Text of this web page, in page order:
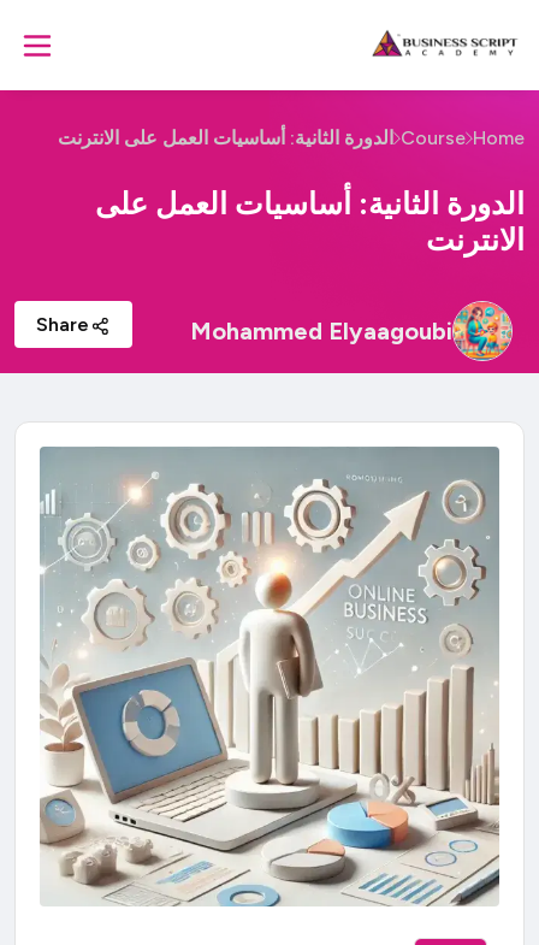
Home
Course الدورة الثانية: أساسيات العمل على الانترنت
الدورة الثانية: أساسيات العمل على
الانترنت
Mohammed Elyaagoubi
Share